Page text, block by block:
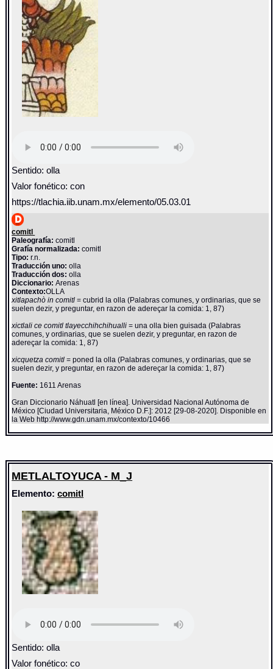
Sentido: olla
Valor fonético: con
https://tlachia.iib.unam.mx/elemento/05.03.01
comitl
Paleografía: comitl
Grafía normalizada: comitl
Tipo: r.n.
Traducción uno: olla
Traducción dos: olla
Diccionario:Arenas
Contexto:OLLA
xitlapachò in comitl= cubrid la olla (Palabras comunes, y ordinarias, que se
suelen dezir, y preguntar, en razon de adereçar la comida: 1, 87)
xictlali ce comitl tlayecchihchihualli= una olla bien guisada (Palabras
comunes, y ordinarias, que se suelen dezir, y preguntar, en razon de
adereçar la comida: 1, 87)
xicquetza comitl= poned la olla (Palabras comunes, y ordinarias, que se
suelen dezir, y preguntar, en razon de adereçar la comida: 1, 87)
Fuente: 1611 Arenas
Gran Diccionario Náhuatl [en línea]. Universidad Nacional Autónoma de
México [Ciudad Universitaria, México D.F.]: 2012 [29-08-2020]. Disponible en
la Web http://www.gdn.unam.mx/contexto/10466
METLALTOYUCA - M_J
Elemento:comitl
Sentido: olla
Valor fonético: co